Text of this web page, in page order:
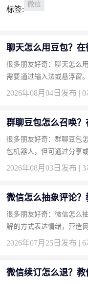
标签:
微信
聊天怎么用豆包？
很多朋友好奇：聊天怎么
需要通过输入法或悬浮窗
接入豆包。 方法一：安装
2026年08月04日发布 |
群聊豆包怎么召唤
很多朋友好奇：群聊豆包
包机器人，但可通过分享
轻松在群聊中显现豆包
2026年08月03日发布 |
微信怎么抽象评论
很多朋友好奇：微信怎么
解的方式表达情绪，营造
法，帮你成为评论区的
2026年07月25日发布 |
微信续订怎么退？